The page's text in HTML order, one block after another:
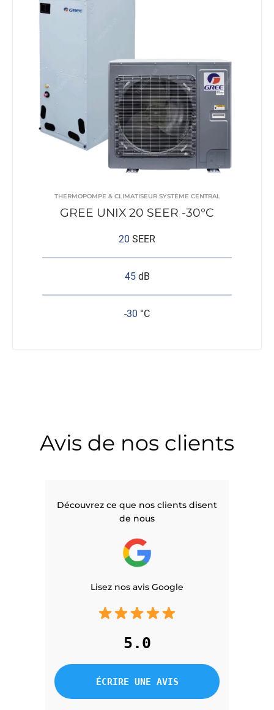
THERMOPOMPE & CLIMATISEUR SYSTÈME CENTRAL
GREE UNIX 20 SEER -30°C
20 SEER
45 dB
-30 °C
Avis de nos clients
Découvrez ce que nos clients disent
de nous
Lisez nos avis Google
5.0
ÉCRIRE UNE AVIS